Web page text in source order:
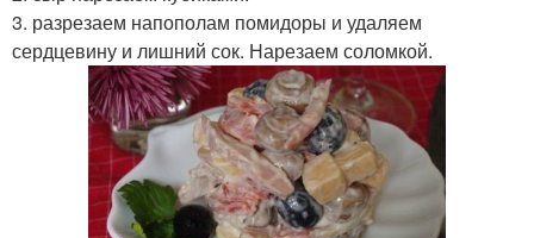
3. разрезаем напополам помидоры и удаляем
сердцевину и лишний сок. Нарезаем соломкой.